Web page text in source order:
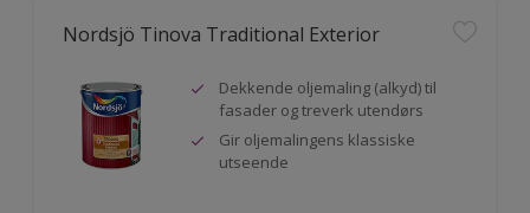
Nordsjö Tinova Traditional Exterior
Dekkende oljemaling (alkyd) til
fasader og treverk utendørs
Gir oljemalingens klassiske
utseende